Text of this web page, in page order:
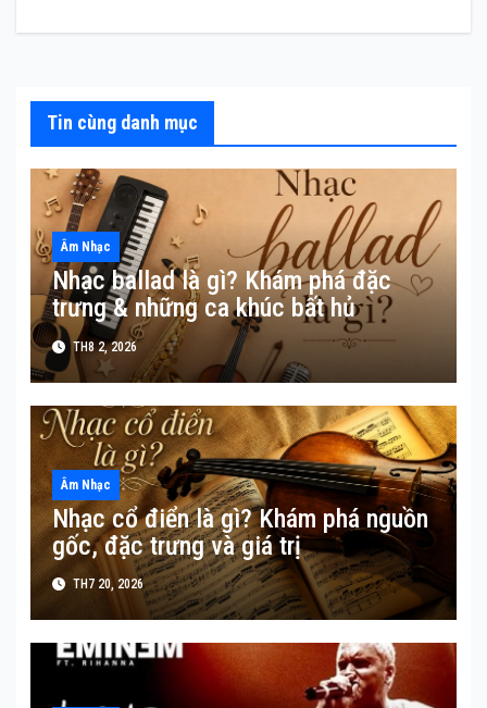
viết
Tin cùng danh mục
Âm Nhạc
Nhạc ballad là gì? Khám phá đặc
trưng & những ca khúc bất hủ
TH8 2, 2026
Âm Nhạc
Nhạc cổ điển là gì? Khám phá nguồn
gốc, đặc trưng và giá trị
TH7 20, 2026